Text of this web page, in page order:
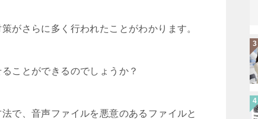
がさらに多く行われたことがわかります。
ことができるのでしょうか？
で、音声ファイルを悪意のあるファイルと